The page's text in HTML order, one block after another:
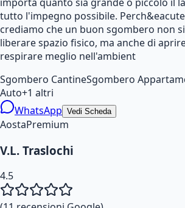
tutto l'impegno possibile.
crediamo che un buon sgombero non
liberare spazio fisico, ma anche di
respirare meglio nell'ambient
Sgombero CantineSgombero
Auto+1 altri
WhatsApp Vedi Scheda
AostaPremium
V.L. Traslochi
4.5